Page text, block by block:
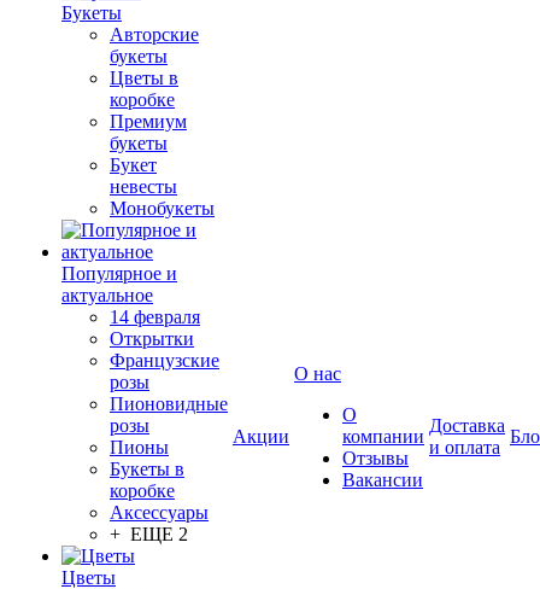
Букеты
Авторские
букеты
Цветы в
коробке
Премиум
букеты
Букет
невесты
Монобукеты
Популярное и
актуальное
14 февраля
Открытки
Французские
розы
Пионовидные
розы
Пионы
Букеты в
коробке
Аксессуары
+ ЕЩЕ 2
Цветы
Акции
О нас
О
компании
Отзывы
Вакансии
Доставка
и оплата